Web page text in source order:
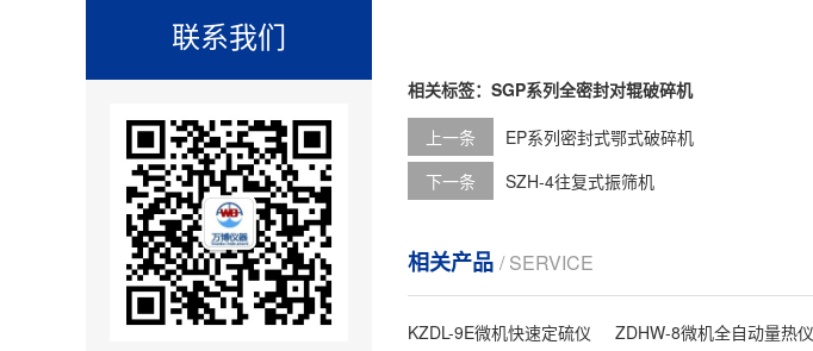
联系我们
相关标签： SGP系列全密封对辊破碎机
上一条
EP系列密封式鄂式破碎机
下一条
SZH-4往复式振筛机
相关产品 / SERVICE
KZDL-9E微机快速定硫仪 ZDHW-8微机全自动量热仪